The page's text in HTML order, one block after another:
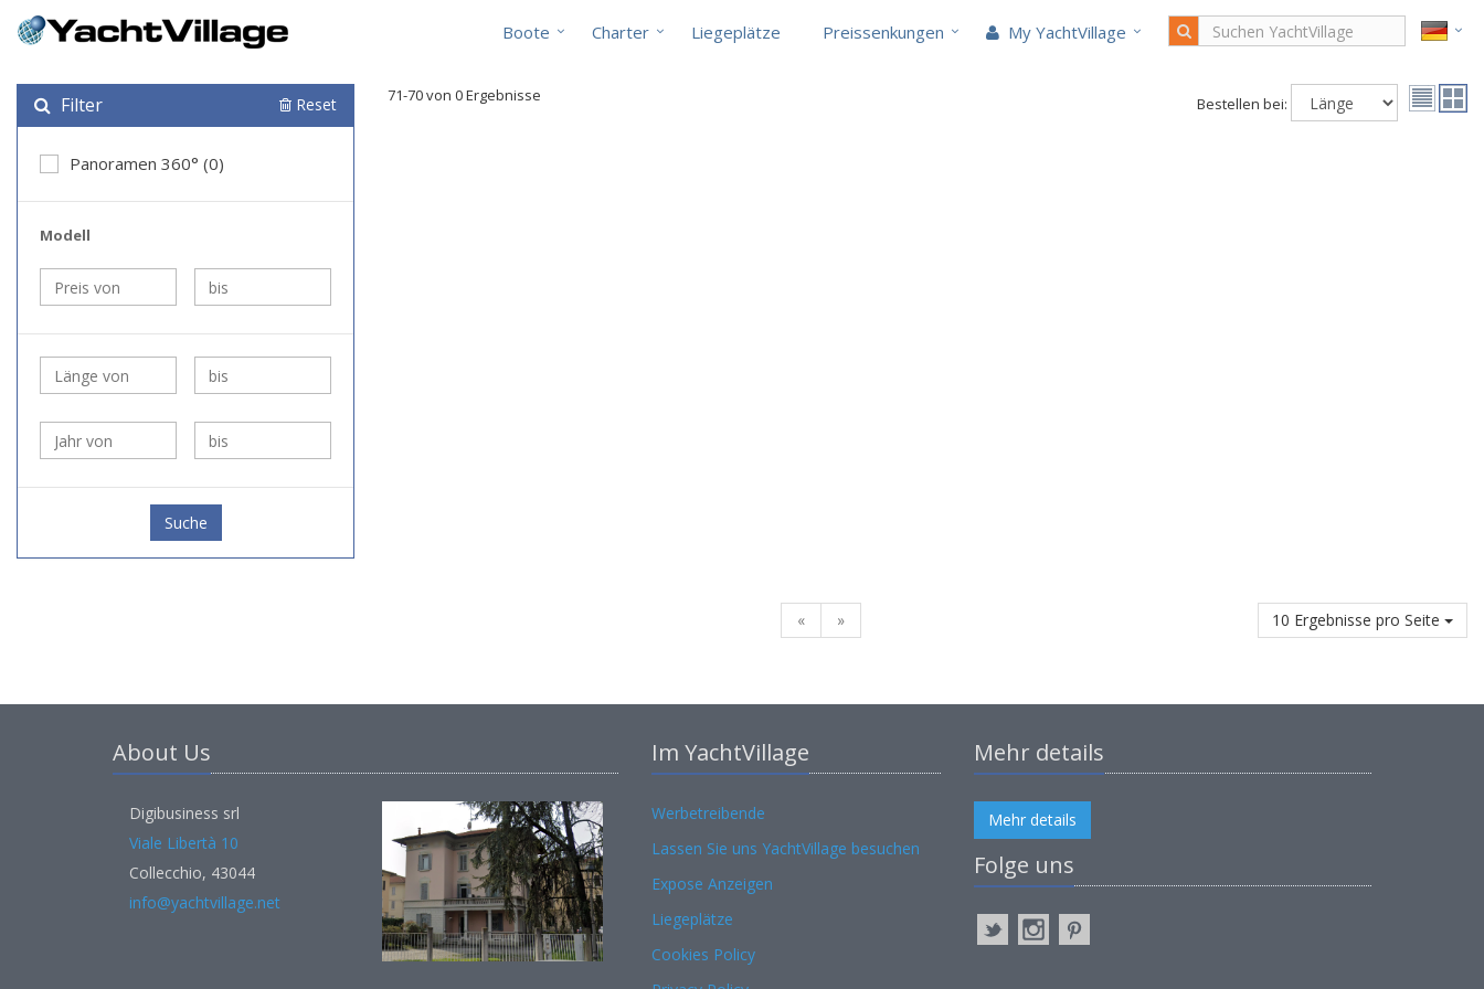
Boote Charter Liegeplätze Preissenkungen My YachtVillage
Filter Reset
Panoramen 360° (0)
Modell
Suche
71-70 von 0 Ergebnisse Bestellen bei:
« » 10 Ergebnisse pro Seite
About Us
Digibusiness srl
Viale Libertà 10
Collecchio, 43044
info@yachtvillage.net
Im YachtVillage
Werbetreibende
Lassen Sie uns YachtVillage besuchen
Expose Anzeigen
Liegeplätze
Cookies Policy
Mehr details
Mehr details
Folge uns